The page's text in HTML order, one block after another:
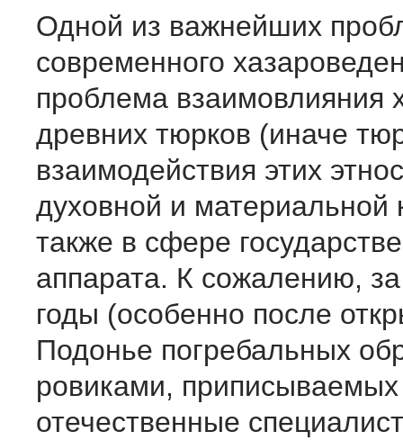
Одной из важнейших
современного
проблема взаимовлияния
древних тюрков (иначе
взаимодействия этих
духовной и материальной
также в сфере
аппарата. К сожалению,
годы (особенно после
Подонье погребальных
ровиками,
отечественные